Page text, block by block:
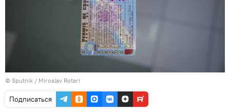
© Sputnik / Miroslav Rotari
Подписаться